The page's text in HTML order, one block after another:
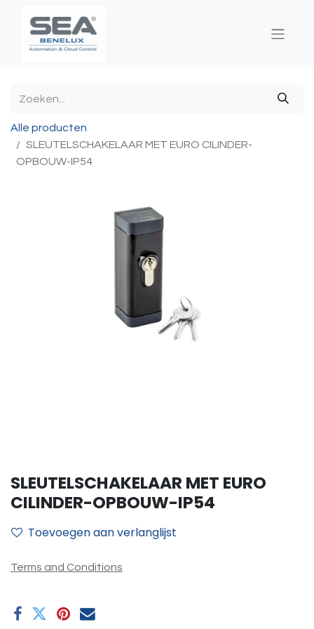
Alle producten
SLEUTELSCHAKELAAR MET EURO CILINDER-
OPBOUW-IP54
SLEUTELSCHAKELAAR MET EURO
CILINDER-OPBOUW-IP54
Toevoegen aan verlanglijst
Terms and Conditions